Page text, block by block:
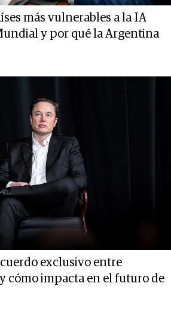
más vulnerables a la IA
y por qué la Argentina
exclusivo entre
cómo impacta en el futuro de